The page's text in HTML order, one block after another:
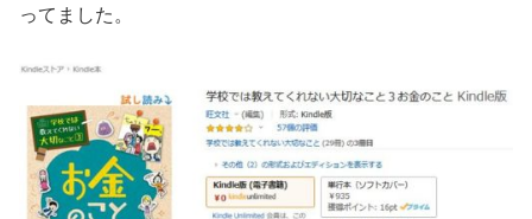
ってました。